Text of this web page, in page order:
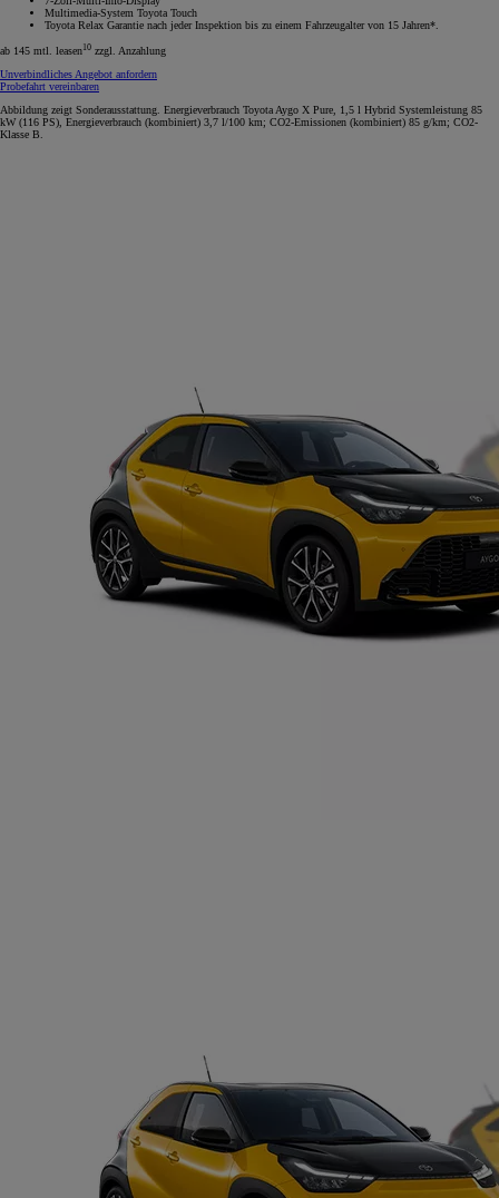
Multimedia-System Toyota Touch
Toyota Relax Garantie nach jeder Inspektion bis zu einem Fahrzeugalter von 15 Jahren*.
ab 145 mtl. leasen10 zzgl. Anzahlung
Unverbindliches Angebot anfordern
Probefahrt vereinbaren
Abbildung zeigt Sonderausstattung. Energieverbrauch Toyota Aygo X Pure, 1,5 l Hybrid Systemleistung 85
kW (116 PS), Energieverbrauch (kombiniert) 3,7 l/100 km; CO2-Emissionen (kombiniert) 85 g/km; CO2-
Klasse B.